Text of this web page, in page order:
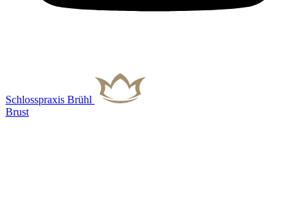
Schlosspraxis Brühl
Brust